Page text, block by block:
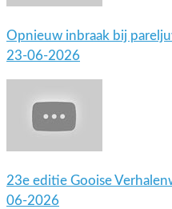
Opnieuw inbraak bij
23-06-2026
23e editie Gooise
06-2026